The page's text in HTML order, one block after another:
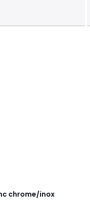
chrome/inox